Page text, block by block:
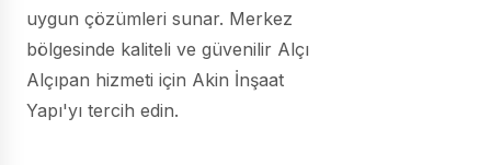
uygun çözümleri sunar. Merkez
bölgesinde kaliteli ve güvenilir Alçı
Alçıpan hizmeti için Akin İnşaat
Yapı'yı tercih edin.